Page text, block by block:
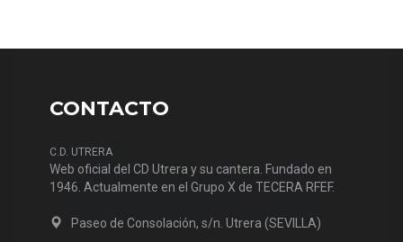
CONTACTO
C.D. UTRERA
Web oficial del CD Utrera y su cantera. Fundado en
1946. Actualmente en el Grupo X de TECERA RFEF.
Paseo de Consolación, s/n. Utrera (SEVILLA)